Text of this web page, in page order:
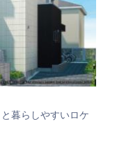
暮らしやすいロケ